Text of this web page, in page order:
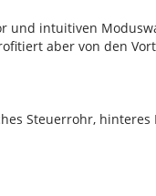
und intuitiven
aber von den
Steuerrohr,